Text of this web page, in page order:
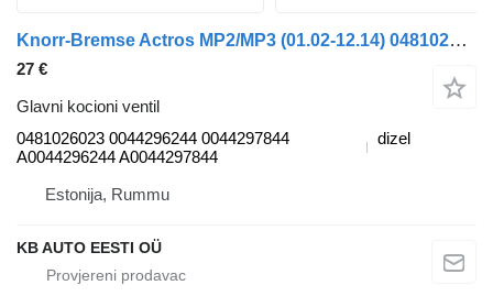
Knorr-Bremse Actros MP2/MP3 (01.02-12.14) 0481026023 glavni kocioni ventil za Mercedes-Benz Actros, Axor MP1, MP2, MP3 (1996-2014) kamiona
27 €
Glavni kocioni ventil
0481026023 0044296244 0044297844
A0044296244 A0044297844
dizel
Estonija, Rummu
KB AUTO EESTI OÜ